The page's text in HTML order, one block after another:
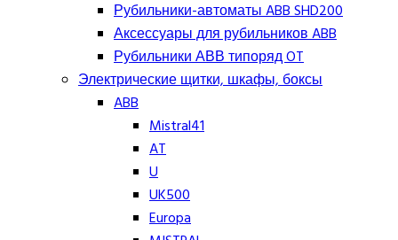
Рубильники-автоматы ABB SHD200
Аксессуары для рубильников ABB
Рубильники АВВ типоряд OT
Электрические щитки, шкафы, боксы
ABB
Mistral41
AT
U
UK500
Europa